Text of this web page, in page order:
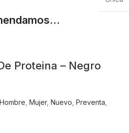
Proteina – Negro
Hombre Mujer, Nuevo Preventa